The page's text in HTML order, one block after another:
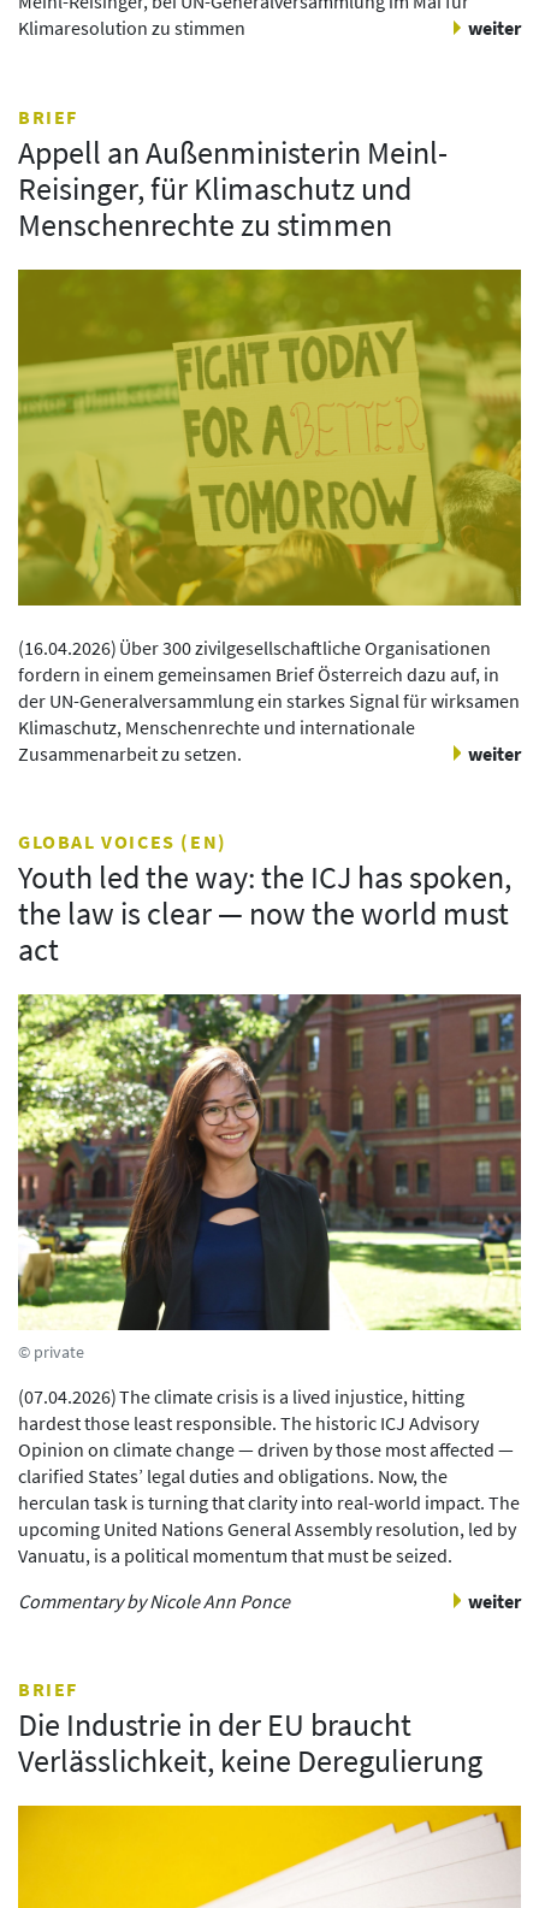
Klimaresolution zu stimmen
weiter
BRIEF
Appell an Außenministerin Meinl-
Reisinger, für Klimaschutz und
Menschenrechte zu stimmen
(16.04.2026) Über 300 zivilgesellschaftliche Organisationen
fordern in einem gemeinsamen Brief Österreich dazu auf, in
der UN-Generalversammlung ein starkes Signal für wirksamen
Klimaschutz, Menschenrechte und internationale
Zusammenarbeit zu setzen.
weiter
GLOBAL VOICES (EN)
Youth led the way: the ICJ has spoken,
the law is clear — now the world must
act
© private
(07.04.2026)The climate crisis is a lived injustice, hitting
hardest those least responsible. The historic ICJ Advisory
Opinion on climate change — driven by those most affected —
clarified States’ legal duties and obligations. Now, the
herculan task is turning that clarity into real-world impact. The
upcoming United Nations General Assembly resolution, led by
Vanuatu, is a political momentum that must be seized.
Commentary by Nicole Ann Ponce
weiter
BRIEF
Die Industrie in der EU braucht
Verlässlichkeit, keine Deregulierung